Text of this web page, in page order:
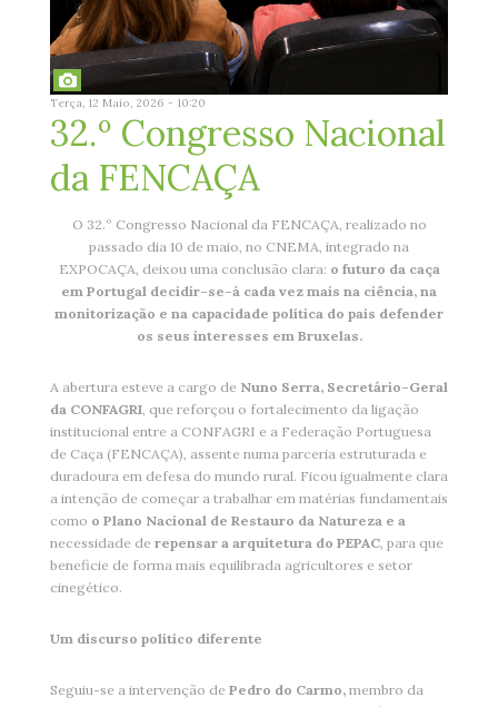
Terça, 12 Maio, 2026 - 10:20
32.º Congresso Nacional
da FENCAÇA
O 32.º Congresso Nacional da FENCAÇA, realizado no
passado dia 10 de maio, no CNEMA, integrado na
EXPOCAÇA, deixou uma conclusão clara: o futuro da caça
em Portugal decidir-se-á cada vez mais na ciência, na
monitorização e na capacidade política do país defender
os seus interesses em Bruxelas.
A abertura esteve a cargo de Nuno Serra, Secretário-Geral
da CONFAGRI, que reforçou o fortalecimento da ligação
institucional entre a CONFAGRI e a Federação Portuguesa
de Caça (FENCAÇA), assente numa parceria estruturada e
duradoura em defesa do mundo rural. Ficou igualmente clara
a intenção de começar a trabalhar em matérias fundamentais
como o Plano Nacional de Restauro da Natureza e a
necessidade de repensar a arquitetura do PEPAC, para que
beneficie de forma mais equilibrada agricultores e setor
cinegético.
Um discurso político diferente
Seguiu-se a intervenção de Pedro do Carmo,membro da